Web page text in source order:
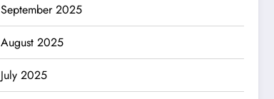
September 2025
August 2025
July 2025